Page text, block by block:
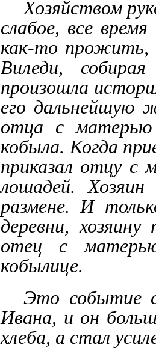
Хозяйством
слабое, все
как-то прожить,
Виледи,
произошла
его дальнейшую
отца с
кобыла. Когда
приказал отцу с
лошадей. Хозяин
размене. И
деревни,
отец с
кобылице.
Это событие
Ивана, и он
хлеба, а стал